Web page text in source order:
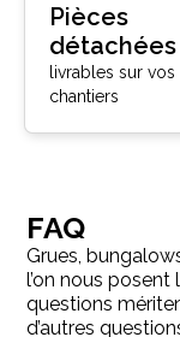
Pièces
détachées
livrables sur vos
chantiers
FAQ
Grues,
l’on nous
questions
d’autres